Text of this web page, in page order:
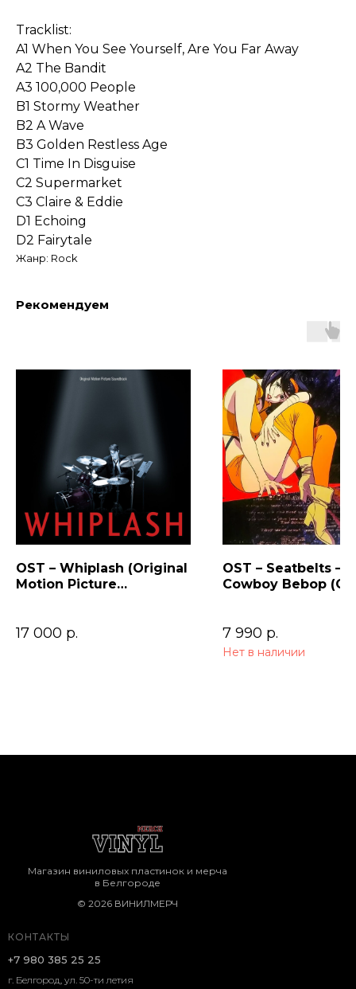
Tracklist:
A1 When You See Yourself, Are You Far Away
A2 The Bandit
A3 100,000 People
B1 Stormy Weather
B2 A Wave
B3 Golden Restless Age
C1 Time In Disguise
C2 Supermarket
C3 Claire & Eddie
D1 Echoing
D2 Fairytale
Жанр: Rock
Рекомендуем
OST – Whiplash (Original
Motion Picture
17 000 р.
OST – Seatbelts –
Cowboy Bebop
7 990 р.
Нет в наличии
КОНТАКТЫ
г. Белгород, ул. 50-ти летия
+7 980 385 25 25
Магазин виниловых пластинок и мерча
в Белгороде
© 2026 ВИНИЛМЕРЧ